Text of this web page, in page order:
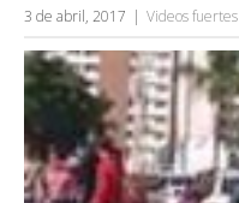
3 de abril, 2017 Videos fuertes